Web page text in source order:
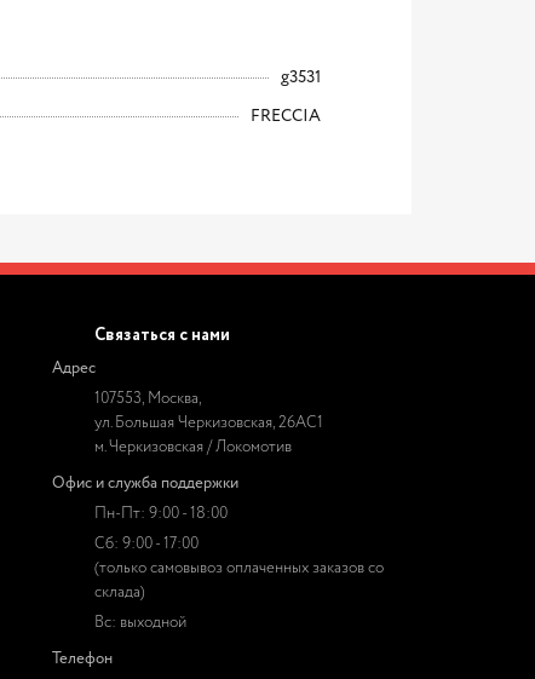
g3531
FRECCIA
Связаться с нами
Адрес
107553, Москва,
ул. Большая Черкизовская, 26АС1
м. Черкизовская / Локомотив
Офис и служба поддержки
Пн-Пт: 9:00 - 18:00
Сб: 9:00 - 17:00
(только самовывоз оплаченных заказов со
склада)
Вс: выходной
Телефон